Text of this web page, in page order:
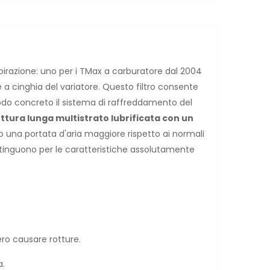
uno per i TMax a carburatore dal 2004
a cinghia del variatore. Questo filtro consente
concreto il sistema di raffreddamento del
lunga multistrato lubrificata con un
una portata d'aria maggiore rispetto ai normali
per le caratteristiche assolutamente
causare rotture.